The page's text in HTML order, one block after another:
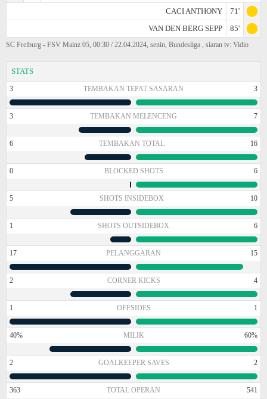
CACI ANTHONY
71'
VAN DEN BERG SEPP
85'
SC Freiburg - FSV Mainz 05, 00:30 / 22.04.2024, senin, Bundesliga , siaran tv: Vidio
STATS
3 TEMBAKAN TEPAT SASARAN 3
3 TEMBAKAN MELENCENG 7
6 TEMBAKAN TOTAL 16
0 BLOCKED SHOTS 6
5 SHOTS INSIDEBOX 10
1 SHOTS OUTSIDEBOX 6
17 PELANGGARAN 15
2 CORNER KICKS 4
1 OFFSIDES 1
40% MILIK 60%
2 GOALKEEPER SAVES 2
363 TOTAL OPERAN 541